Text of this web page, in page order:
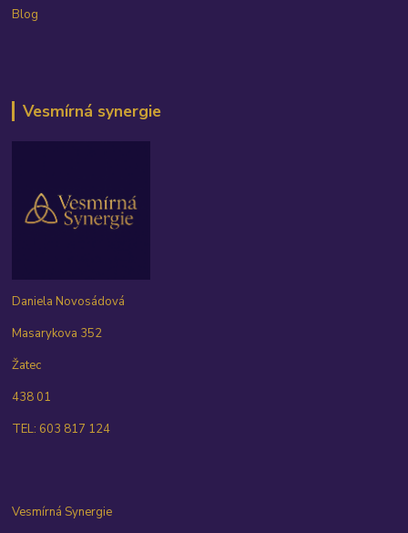
Blog
Vesmírná synergie
Daniela Novosádová
Masarykova 352
Žatec
438 01
TEL: 603 817 124
Vesmírná Synergie